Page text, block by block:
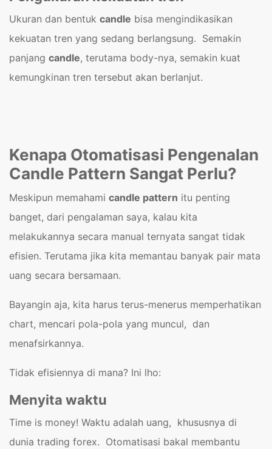
Ukuran dan bentuk candle bisa mengindikasikan
kekuatan tren yang sedang berlangsung. Semakin
panjang candle, terutama body-nya, semakin kuat
kemungkinan tren tersebut akan berlanjut.
Kenapa Otomatisasi Pengenalan
Candle Pattern Sangat Perlu?
Meskipun memahami candle pattern itu penting
banget, dari pengalaman saya, kalau kita
melakukannya secara manual ternyata sangat tidak
efisien. Terutama jika kita memantau banyak pair mata
uang secara bersamaan.
Bayangin aja, kita harus terus-menerus memperhatikan
chart, mencari pola-pola yang muncul, dan
menafsirkannya.
Tidak efisiennya di mana? Ini lho:
Menyita waktu
Time is money! Waktu adalah uang, khususnya di
dunia trading forex. Otomatisasi bakal membantu